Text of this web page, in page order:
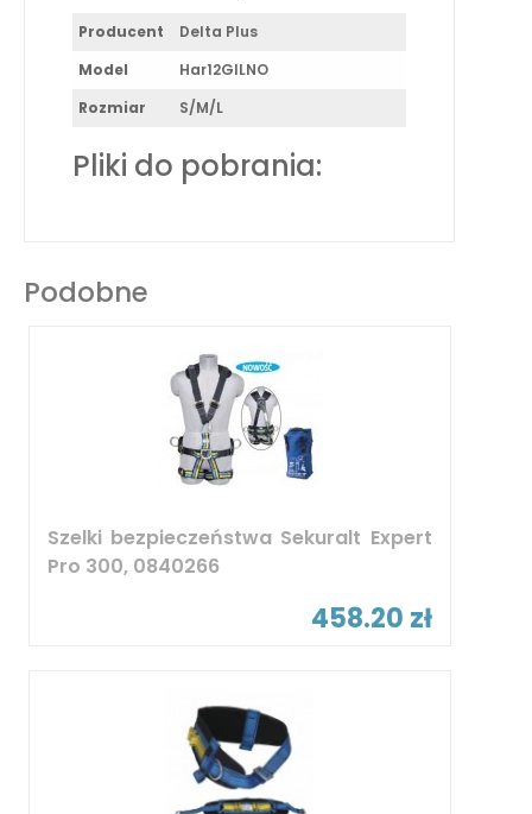
Producent
Delta Plus
Model
Har12GILNO
Rozmiar
S/M/L
Pliki do pobrania:
Podobne
Szelki bezpieczeństwa Sekuralt Expert
Pro 300, 0840266
458.20 zł